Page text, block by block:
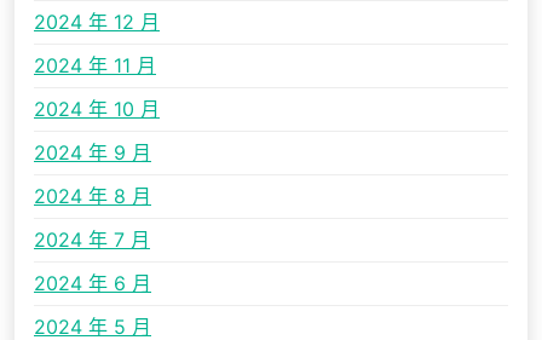
2024 年 12 月
2024 年 11 月
2024 年 10 月
2024 年 9 月
2024 年 8 月
2024 年 7 月
2024 年 6 月
2024 年 5 月